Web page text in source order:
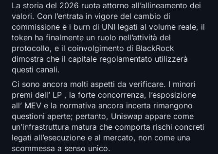
La storia del 2026 ruota attorno all’allineamento dei
valori. Con l’entrata in vigore del cambio di
commissione e i burn di UNI legati al volume reale, il
token ha finalmente un ruolo nell’attività del
protocollo, e il coinvolgimento di BlackRock
dimostra che il capitale regolamentato utilizzerà
questi canali.
Ci sono ancora molti aspetti da verificare. I minori
premi dell’ LP , la forte concorrenza, l’esposizione
all’ MEV e la normativa ancora incerta rimangono
questioni aperte; pertanto, Uniswap appare come
un’infrastruttura matura che comporta rischi concreti
legati all’esecuzione e al mercato, non come una
scommessa a senso unico.